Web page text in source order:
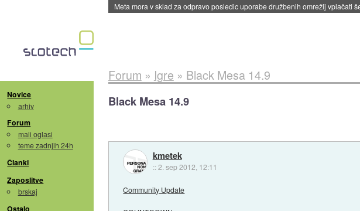
ByteDance trenira največji model umetne inteligence doslej::včeraj ob 21:37
Novice
arhiv
Forum
mali oglasi
teme zadnjih 24h
Članki
Zaposlitve
brskaj
Ostalo
Forum » Igre » Black Mesa 14.9
Black Mesa 14.9
kmetek
::2. sep 2012, 12:11
Community Update